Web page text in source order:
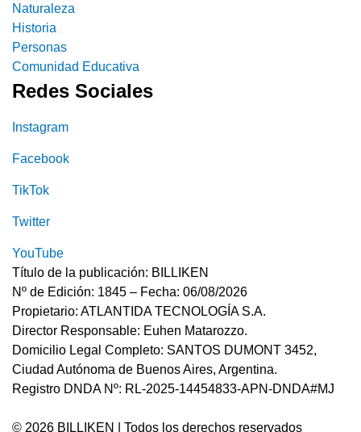
Naturaleza
Historia
Personas
Comunidad Educativa
Redes Sociales
Instagram
Facebook
TikTok
Twitter
YouTube
Título de la publicación: BILLIKEN
Nº de Edición: 1845 – Fecha: 06/08/2026
Propietario: ATLANTIDA TECNOLOGÍA S.A.
Director Responsable: Euhen Matarozzo.
Domicilio Legal Completo: SANTOS DUMONT 3452,
Ciudad Autónoma de Buenos Aires, Argentina.
Registro DNDA Nº: RL-2025-14454833-APN-DNDA#MJ
© 2026 BILLIKEN | Todos los derechos reservados